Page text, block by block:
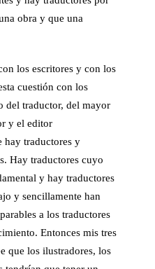
obra y que una
los escritores y con los
cuestión con los
del traductor, del mayor
y el editor
hay traductores y
Hay traductores cuyo
y hay traductores
y sencillamente han
a los traductores
Entonces mis tres
que los ilustradores, los